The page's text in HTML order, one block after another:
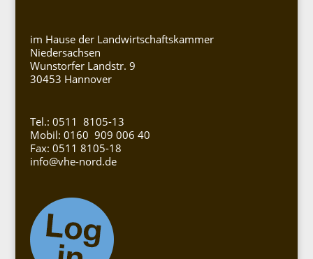
im Hause der Landwirtschaftskammer
Niedersachsen
Wunstorfer Landstr. 9
30453 Hannover
Tel.: 0511 8105-13
Mobil: 0160 909 006 40
Fax: 0511 8105-18
info@vhe-nord.de